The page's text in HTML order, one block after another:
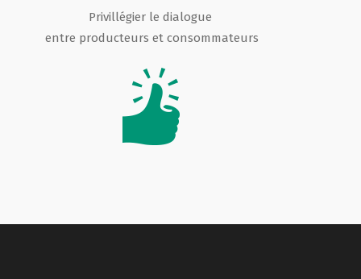
Privillégier le dialogue
entre producteurs et consommateurs